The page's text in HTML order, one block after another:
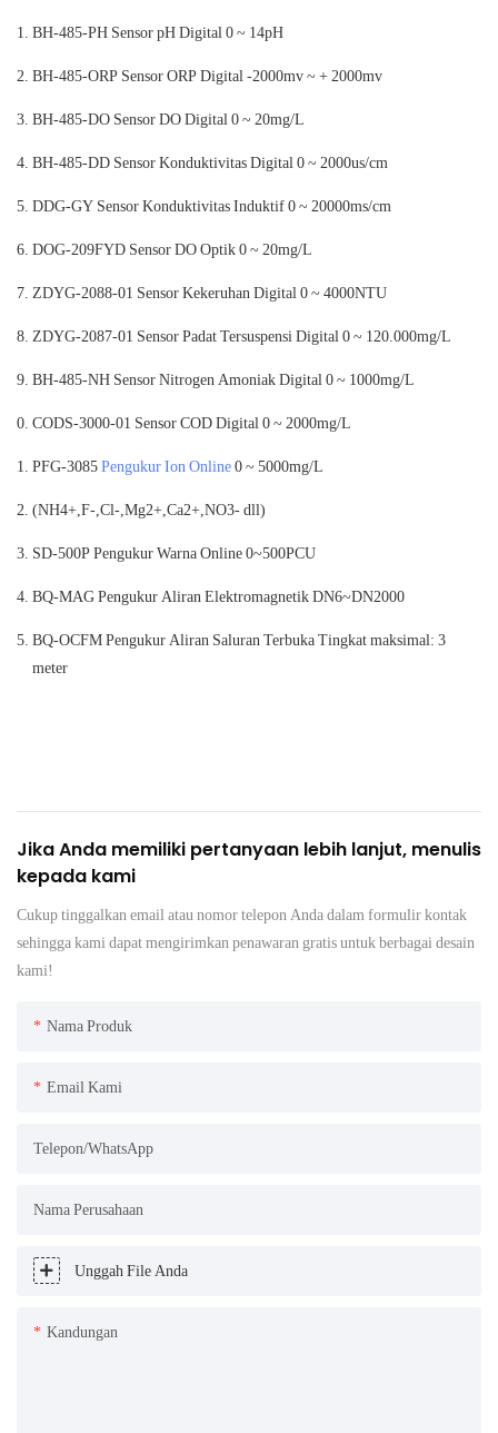
BH-485-PH Sensor pH Digital0 ~ 14pH
BH-485-ORP Sensor ORP Digital-2000mv ~ + 2000mv
BH-485-DO Sensor DO Digital0 ~ 20mg/L
BH-485-DD Sensor Konduktivitas Digital0 ~ 2000us/cm
DDG-GY Sensor Konduktivitas Induktif0 ~ 20000ms/cm
DOG-209FYD Sensor DO Optik0 ~ 20mg/L
ZDYG-2088-01 Sensor Kekeruhan Digital0 ~ 4000NTU
ZDYG-2087-01 Sensor Padat Tersuspensi Digital0 ~ 120.000mg/L
BH-485-NH Sensor Nitrogen Amoniak Digital0 ~ 1000mg/L
CODS-3000-01 Sensor COD Digital0 ~ 2000mg/L
PFG-3085Pengukur Ion Online0 ~ 5000mg/L
(NH4+,F-,Cl-,Mg2+,Ca2+,NO3- dll)
SD-500PPengukur Warna Online0~500PCU
BQ-MAGPengukur Aliran ElektromagnetikDN6~DN2000
BQ-OCFMPengukur Aliran Saluran TerbukaTingkat maksimal: 3
meter
Jika Anda memiliki pertanyaan lebih lanjut, menulis
kepada kami
Cukup tinggalkan email atau nomor telepon Anda dalam formulir kontak
sehingga kami dapat mengirimkan penawaran gratis untuk berbagai desain
kami!
Nama Produk
Email Kami
Telepon/WhatsApp
Nama Perusahaan
Unggah File Anda
Kandungan